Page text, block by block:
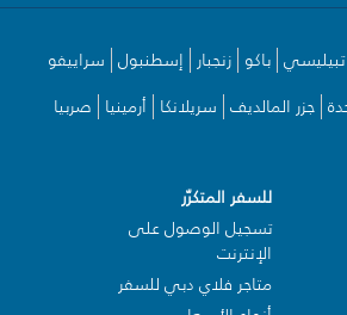
تبيليسي باكو زنجبار إسطنبول سراييفو
جزر المالديف سريلانكا أرمينيا صربيا
للسفر المتكرّر
تسجيل الوصول على
الإنترنت
متاجر فلاي دبي للسفر